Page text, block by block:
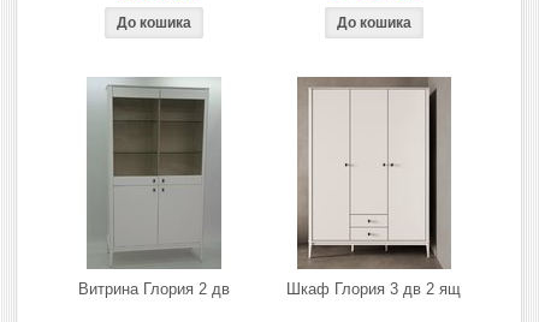
Витрина Глория 2 дв Шкаф Глория 3 дв 2 ящ